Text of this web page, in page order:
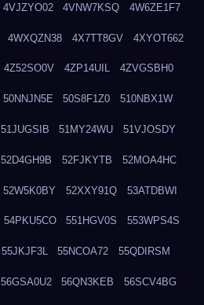
4VJZYO02 4VNW7KSQ 4W6ZE1F7
4WXQZN38 4X7TT8GV 4XYOT662
4Z52SO0V 4ZP14UIL 4ZVGSBH0
50NNJN5E 50S8F1Z0 510NBX1W
51JUGSIB 51MY24WU 51VJOSDY
52D4GH9B 52FJKYTB 52MOA4HC
52W5K0BY 52XXY91Q 53ATDBWI
54PKU5CO 551HGV0S 553WPS4S
55JKJF3L 55NCOA72 55QDIRSM
56GSA0U2 56QN3KEB 56SCV4BG